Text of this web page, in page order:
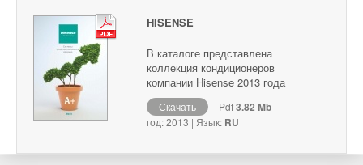
HISENSE
В каталоге представлена
коллекция кондиционеров
компании Hisense 2013 года
Скачать Pdf3.82 Mb
год: 2013 | Язык: RU